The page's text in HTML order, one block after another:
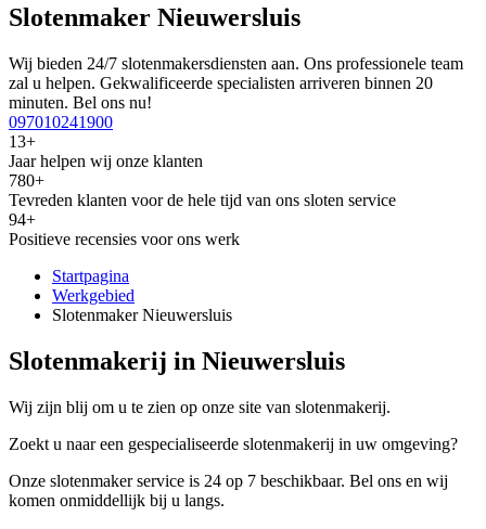
Slotenmaker Nieuwersluis
Wij bieden 24/7 slotenmakersdiensten aan. Ons professionele team
zal u helpen. Gekwalificeerde specialisten arriveren binnen 20
minuten. Bel ons nu!
097010241900
13+
Jaar helpen wij onze klanten
780+
Tevreden klanten voor de hele tijd van ons sloten service
94+
Positieve recensies voor ons werk
Startpagina
Werkgebied
Slotenmaker Nieuwersluis
Slotenmakerij in Nieuwersluis
Wij zijn blij om u te zien op onze site van slotenmakerij.
Zoekt u naar een gespecialiseerde slotenmakerij in uw omgeving?
Onze slotenmaker service is 24 op 7 beschikbaar. Bel ons en wij
komen onmiddellijk bij u langs.